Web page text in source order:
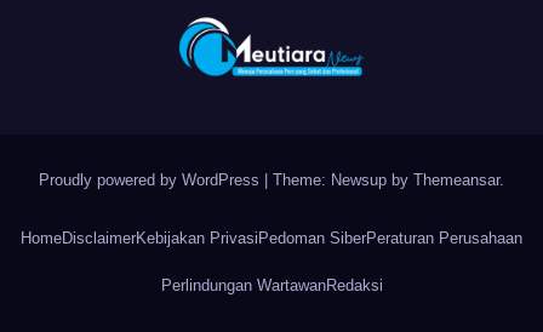
Proudly powered by WordPress Theme: Newsup by Themeansar.
HomeDisclaimerKebijakan Privasi Pedoman SiberPeraturan Perusahaan
Perlindungan WartawanRedaksi